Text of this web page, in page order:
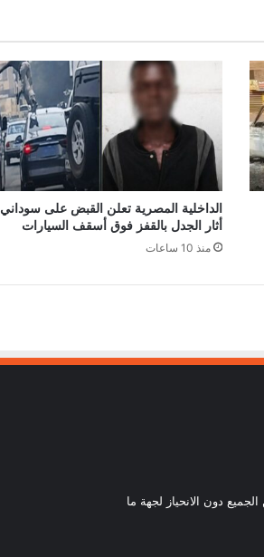
الداخلية المصرية تعلن القبض على سوداني
أثار الجدل بالقفز فوق أسقف السيارات
منذ 10 ساعات
الجميع دون الانحياز لجهة ما